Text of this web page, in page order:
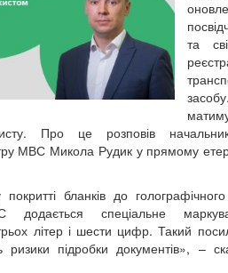
та
Про це розповів
МВС Микола Рудик у прямому
бланків до
додається спеціальне
літер і шести цифр.Такий
ризики підробки документів», –